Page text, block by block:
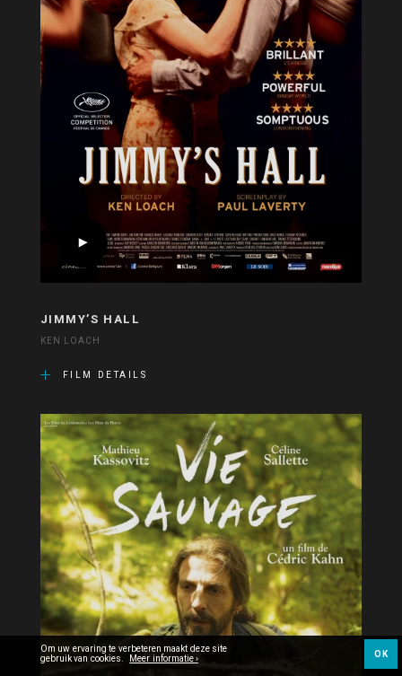
JIMMY’S HALL
KEN LOACH
FILM DETAILS
Om uw ervaring te verbeteren maakt deze site
gebruik van cookies. Meer informatie › OK